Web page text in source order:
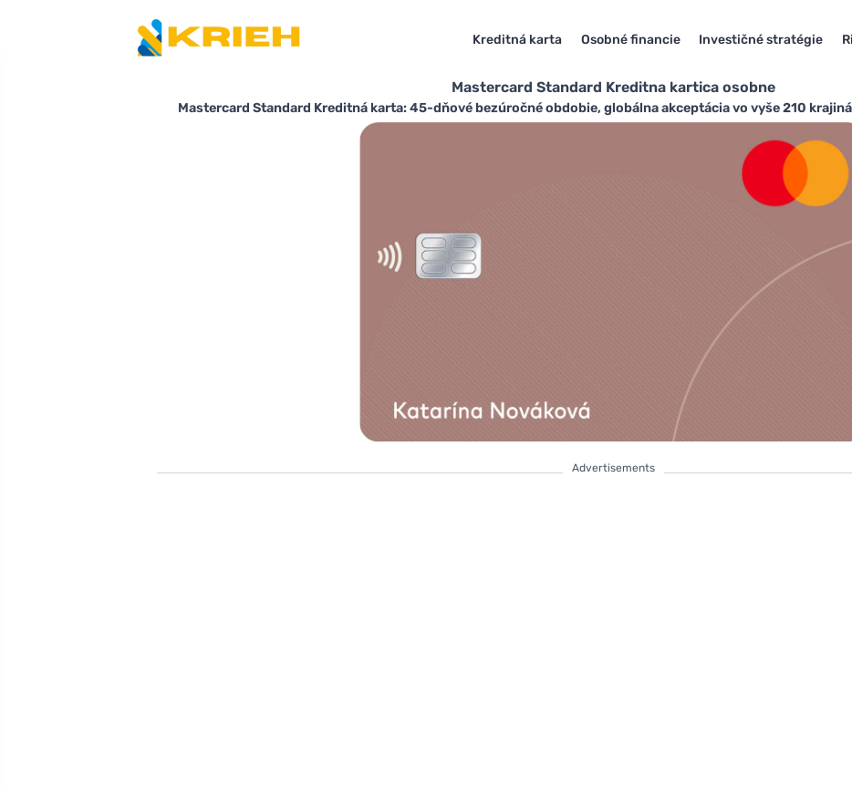
Kreditná karta Osobné financie Investičné stratégie
Mastercard Standard Kreditna kartica osobne
Mastercard Standard Kreditná karta: 45-dňové bezúročné obdobie, globálna akceptácia vo vyše 210
Advertisements